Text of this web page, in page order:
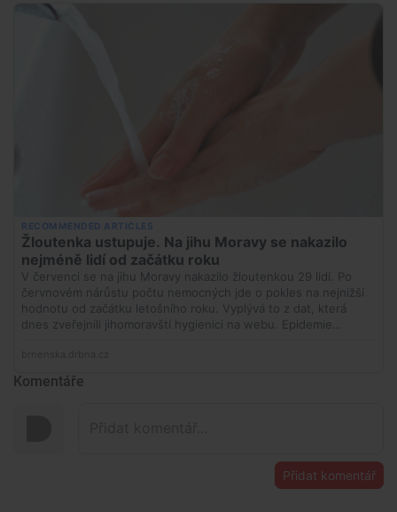
Komentáře
Přidat komentář